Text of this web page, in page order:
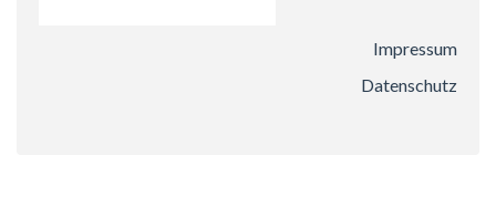
Impressum
Datenschutz